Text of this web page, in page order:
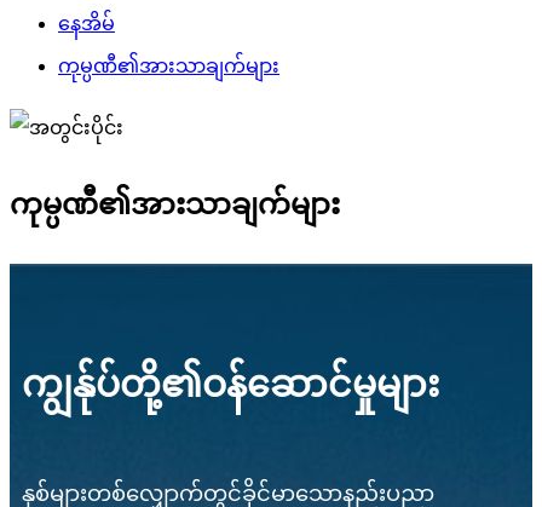
နေအိမ်
ကုမ္ပဏီ၏အားသာချက်များ
ကုမ္ပဏီ၏အားသာချက်များ
ကျွန်ုပ်တို့၏ဝန်ဆောင်မှုများ
နှစ်များတစ်လျှောက်တွင်ခိုင်မာသောနည်းပညာ